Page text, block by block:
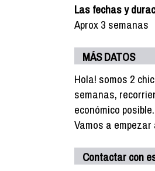
Las fechas y
Aprox 3 semanas
MÁS DATOS
Hola! somos 2
semanas,
económico posible.
Vamos a empezar
Contactar con